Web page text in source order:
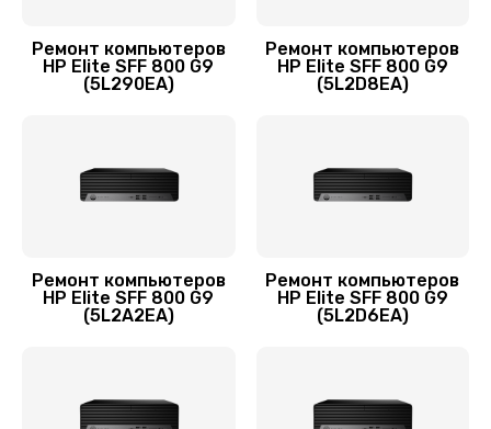
Ремонт компьютеров
HP Elite SFF 800 G9
(5L290EA)
Ремонт компьютеров
HP Elite SFF 800 G9
(5L2D8EA)
Ремонт компьютеров
HP Elite SFF 800 G9
(5L2A2EA)
Ремонт компьютеров
HP Elite SFF 800 G9
(5L2D6EA)